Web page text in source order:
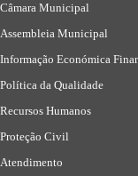
Câmara Municipal
Assembleia Municipal
Informação Económica
Política da Qualidade
Recursos Humanos
Proteção Civil
Atendimento